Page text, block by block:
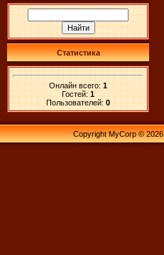
Статистика
Онлайн всего: 1
Гостей: 1
Пользователей: 0
Copyright MyCorp © 2026